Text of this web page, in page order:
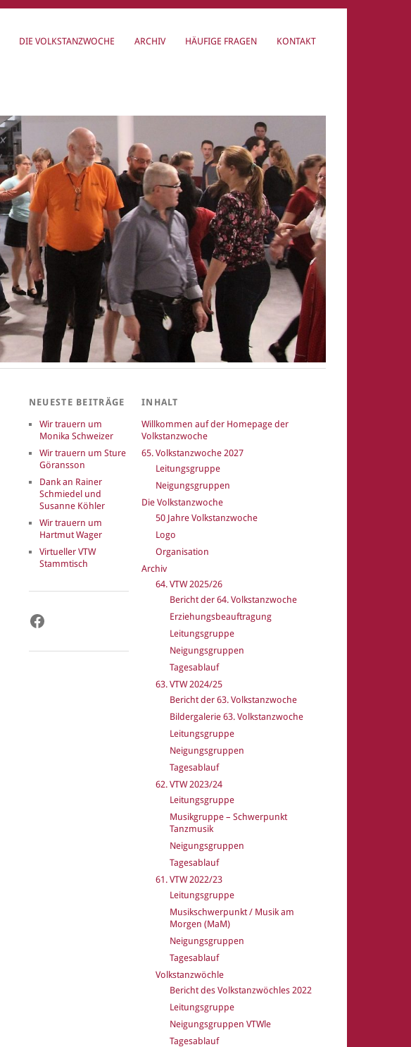
DIE VOLKSTANZWOCHE ARCHIV HÄUFIGE FRAGEN KONTAKT
NEUESTE BEITRÄGE
Wir trauern um
Monika Schweizer
Wir trauern um Sture
Göransson
Dank an Rainer
Schmiedel und
Susanne Köhler
Wir trauern um
Hartmut Wager
Virtueller VTW
Stammtisch
Facebook
INHALT
Willkommen auf der Homepage der
Volkstanzwoche
65. Volkstanzwoche 2027
Leitungsgruppe
Neigungsgruppen
Die Volkstanzwoche
50 Jahre Volkstanzwoche
Logo
Organisation
Archiv
64. VTW 2025/26
Bericht der 64. Volkstanzwoche
Erziehungsbeauftragung
Leitungsgruppe
Neigungsgruppen
Tagesablauf
63. VTW 2024/25
Bericht der 63. Volkstanzwoche
Bildergalerie 63. Volkstanzwoche
Leitungsgruppe
Neigungsgruppen
Tagesablauf
62. VTW 2023/24
Leitungsgruppe
Musikgruppe – Schwerpunkt
Tanzmusik
Neigungsgruppen
Tagesablauf
61. VTW 2022/23
Leitungsgruppe
Musikschwerpunkt / Musik am
Morgen (MaM)
Neigungsgruppen
Tagesablauf
Volkstanzwöchle
Bericht des Volkstanzwöchles 2022
Leitungsgruppe
Neigungsgruppen VTWle
Tagesablauf